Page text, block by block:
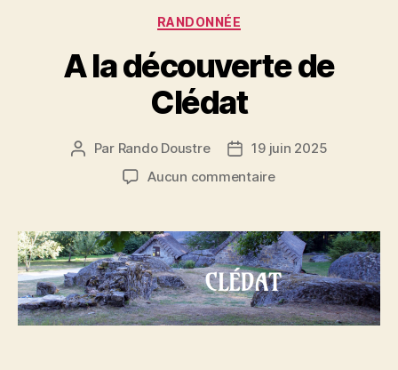
Catégories
RANDONNÉE
A la découverte de
Clédat
Auteur
Par Rando Doustre
Date
de
19 juin 2025
Aucun commentairesur
découverte
de
Clédat